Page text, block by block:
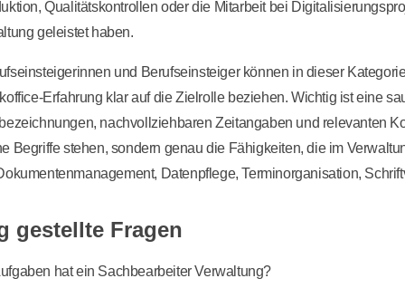
Qualitätskontrollen oder die Mitarbeit bei
geleistet haben.
und Berufseinsteiger können in dieser
Erfahrung klar auf die Zielrolle beziehen. Wichtig ist eine
nachvollziehbaren Zeitangaben und relevanten
Begriffe stehen, sondern genau die Fähigkeiten, die im
Datenpflege, Terminorganisation,
gestellte Fragen
hat ein Sachbearbeiter Verwaltung?